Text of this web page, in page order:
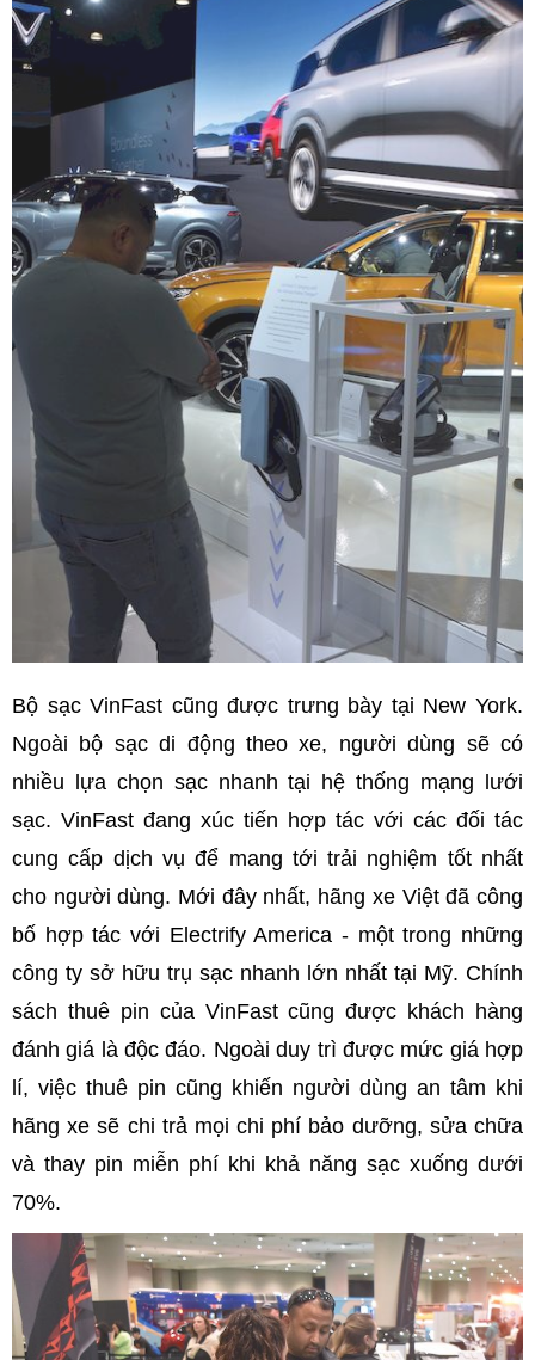
Bộ sạc VinFast cũng được trưng bày tại New York.
Ngoài bộ sạc di động theo xe, người dùng sẽ có
nhiều lựa chọn sạc nhanh tại hệ thống mạng lưới
sạc. VinFast đang xúc tiến hợp tác với các đối tác
cung cấp dịch vụ để mang tới trải nghiệm tốt nhất
cho người dùng. Mới đây nhất, hãng xe Việt đã công
bố hợp tác với Electrify America - một trong những
công ty sở hữu trụ sạc nhanh lớn nhất tại Mỹ. Chính
sách thuê pin của VinFast cũng được khách hàng
đánh giá là độc đáo. Ngoài duy trì được mức giá hợp
lí, việc thuê pin cũng khiến người dùng an tâm khi
hãng xe sẽ chi trả mọi chi phí bảo dưỡng, sửa chữa
và thay pin miễn phí khi khả năng sạc xuống dưới
70%.